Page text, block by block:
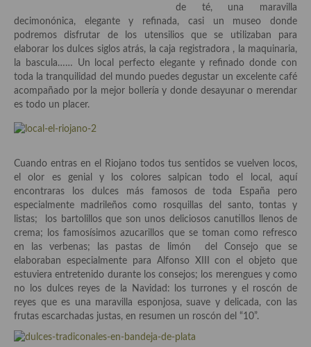
Prensa
Recetas
Acompañamientos
aditivos
Especias, mezclas de especias
Hierbas aromáticas
Aceites
Mojos y pastas
de té, una maravilla
decimonónica, elegante y refinada, casi un museo donde
podremos disfrutar de los utensilios que se utilizaban para
elaborar los dulces siglos atrás, la caja registradora , la maquinaria,
la bascula…… Un local perfecto elegante y refinado donde con
toda la tranquilidad del mundo puedes degustar un excelente café
acompañado por la mejor bollería y donde desayunar o merendar
es todo un placer.
Cuando entras en el Riojano todos tus sentidos se vuelven locos,
el olor es genial y los colores salpican todo el local, aquí
encontraras los dulces más famosos de toda España pero
especialmente madrileños como rosquillas del santo, tontas y
listas; los bartolillos que son unos deliciosos canutillos llenos de
crema; los famosísimos azucarillos que se toman como refresco
en las verbenas; las pastas de limón del Consejo que se
elaboraban especialmente para Alfonso XIII con el objeto que
estuviera entretenido durante los consejos; los merengues y como
no los dulces reyes de la Navidad: los turrones y el roscón de
reyes que es una maravilla esponjosa, suave y delicada, con las
frutas escarchadas justas, en resumen un roscón del “10”.